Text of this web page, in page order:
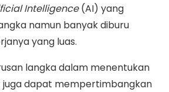
Intelligence(AI) yang
namun banyak diburu
yang luas.
langka dalam menentukan
dapat mempertimbangkan